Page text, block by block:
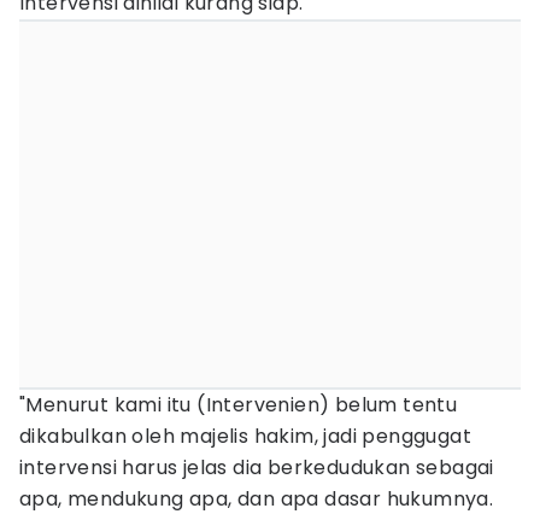
"Menurut kami itu (Intervenien) belum tentu
dikabulkan oleh majelis hakim, jadi penggugat
intervensi harus jelas dia berkedudukan sebagai
apa, mendukung apa, dan apa dasar hukumnya.